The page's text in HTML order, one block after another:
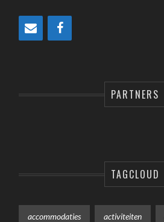
PARTNERS
TAGCLOUD
accommodaties activiteiten